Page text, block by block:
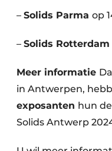
– Solids Parma op
– Solids Rotterdam
Meer informatie
in Antwerpen,
exposanten hun
Solids Antwerp